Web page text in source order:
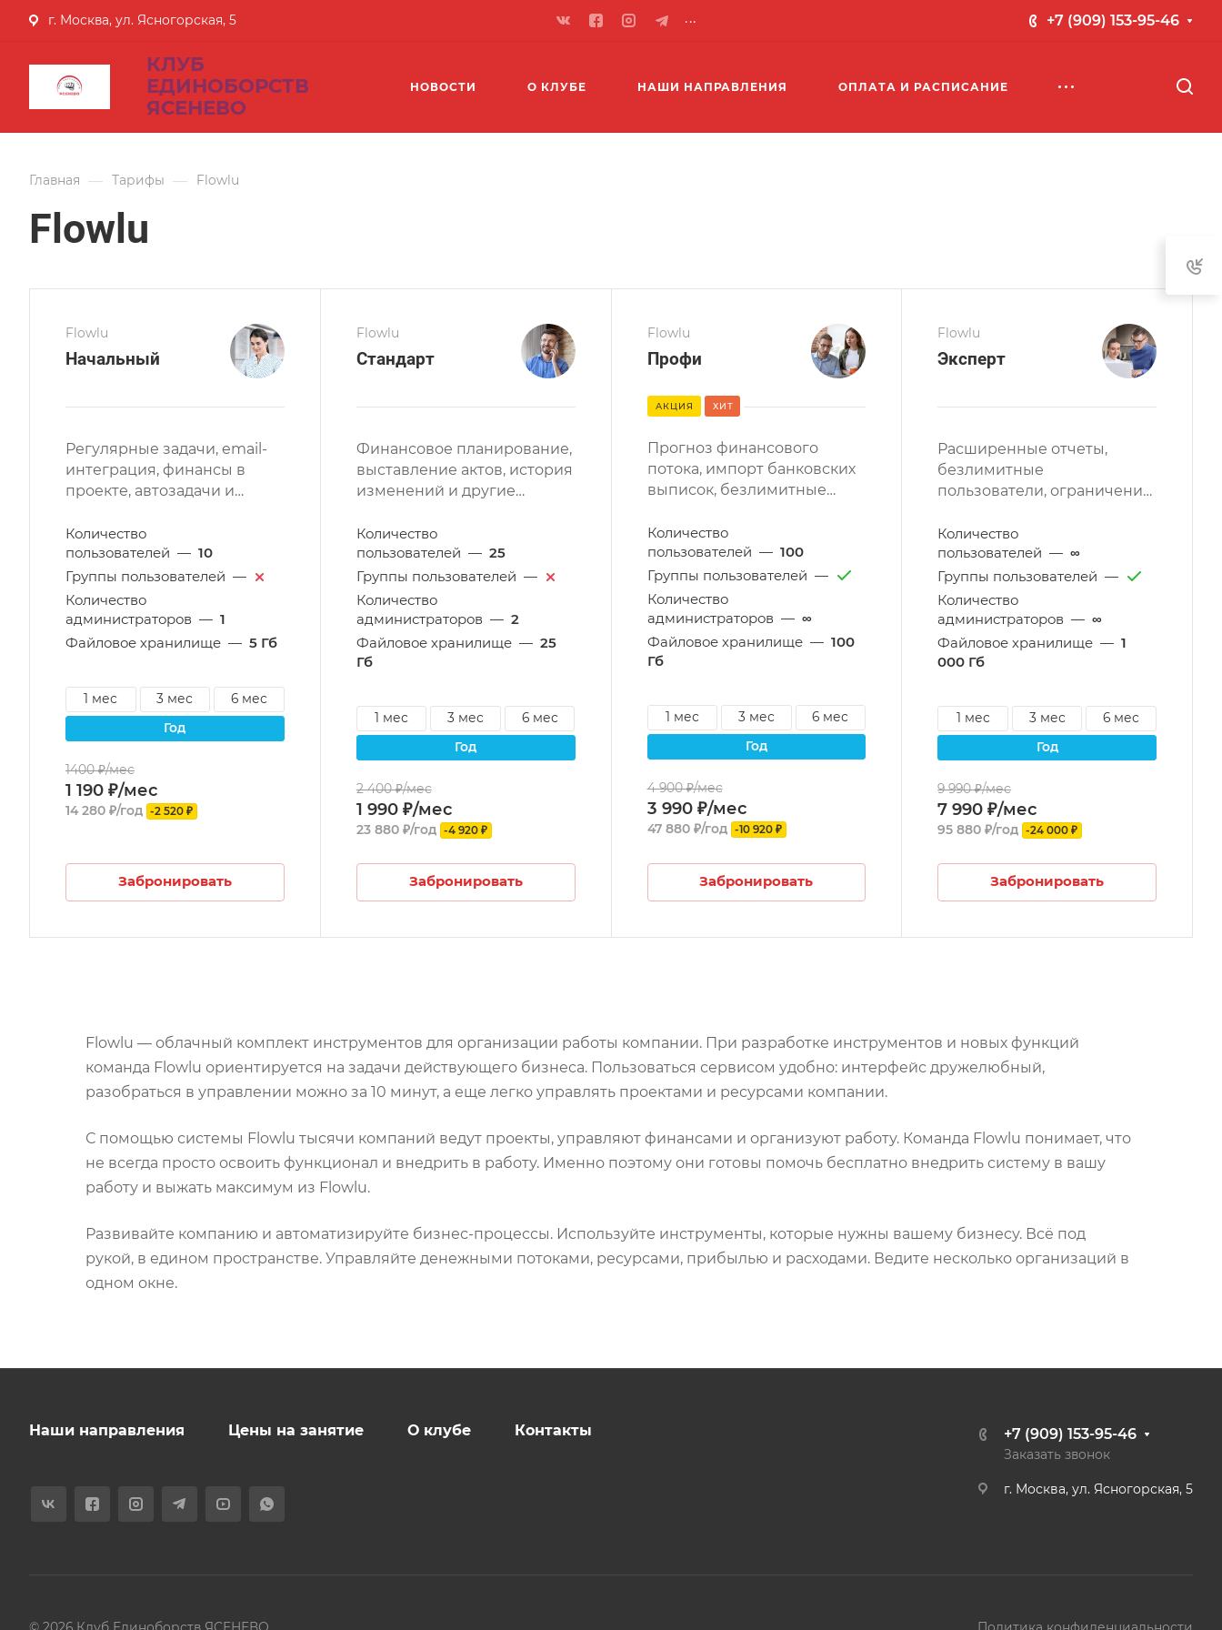
г. Москва, ул. Ясногорская, 5 ... +7 (909) 153-95-46
КЛУБ
ЕДИНОБОРСТВ
ЯСЕНЕВО
НОВОСТИ О КЛУБЕ НАШИ НАПРАВЛЕНИЯ ОПЛАТА И РАСПИСАНИЕ
Главная — Тарифы — Flowlu
Flowlu
Flowlu
Начальный
Регулярные задачи, email-
интеграция, финансы в
проекте, автозадачи и
Количество
пользователей — 10
Группы пользователей —
Количество
администраторов — 1
Файловое хранилище — 5 Гб
1 мес 3 мес
6 мес
год
1400 ₽/мес
1 190 ₽/мес
14 280 ₽/год -2 520 ₽
Забронировать
Flowlu
Стандарт
Финансовое планирование,
выставление актов, история
изменений и другие
Количество
пользователей — 25
Группы пользователей —
Количество
администраторов — 2
Файловое хранилище— 25
Гб
1 мес 3 мес
6 мес
год
2 400 ₽/мес
1 990 ₽/мес
23 880 ₽/год -4 920 ₽
Забронировать
Flowlu
Профи
АКЦИЯ ХИТ
Прогноз финансового
потока, импорт банковских
выписок, безлимитные
возможности.
Количество
пользователей — 100
Группы пользователей —
Количество
администраторов — ∞
Файловое хранилище— 100
Гб
1 мес 3 мес
6 мес
год
4 900 ₽/мес
3 990 ₽/мес
47 880 ₽/год -10 920 ₽
Забронировать
Flowlu
Эксперт
Расширенные отчеты,
безлимитные
пользователи, ограничение
компании и другие
возможности.
Количество
пользователей —∞
Группы пользователей —
Количество
администраторов —∞
Файловое хранилище —1
000 Гб
1 мес 3 мес
6 мес
год
9 990 ₽/мес
7 990 ₽/мес
95 880 ₽/год -24 000 ₽
Забронировать
Flowlu — облачный комплект инструментов для организации работы компании. При разработке инструментов и новых функций
команда Flowlu ориентируется на задачи действующего бизнеса. Пользоваться сервисом удобно: интерфейс дружелюбный,
разобраться в управлении можно за 10 минут, а еще легко управлять проектами и ресурсами компании.
С помощью системы Flowlu тысячи компаний ведут проекты, управляют финансами и организуют работу. Команда Flowlu понимает, что
не всегда просто освоить функционал и внедрить в работу. Именно поэтому они готовы помочь бесплатно внедрить систему в вашу
работу и выжать максимум из Flowlu.
Развивайте компанию и автоматизируйте бизнес-процессы. Используйте инструменты, которые нужны вашему бизнесу. Всё под
рукой, в едином пространстве. Управляйте денежными потоками, ресурсами, прибылью и расходами. Ведите несколько организаций в
одном окне.
Наши направления Цены на занятие О клубе Контакты +7 (909) 153-95-46
Заказать звонок
г. Москва, ул. Ясногорская, 5